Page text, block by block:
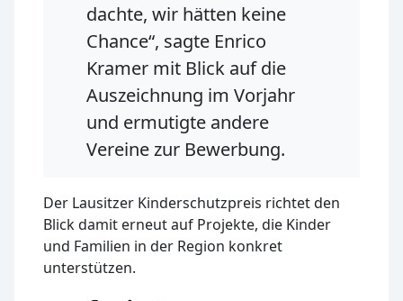
dachte, wir hätten keine
Chance“, sagte Enrico
Kramer mit Blick auf die
Auszeichnung im Vorjahr
und ermutigte andere
Vereine zur Bewerbung.
Der Lausitzer Kinderschutzpreis richtet den
Blick damit erneut auf Projekte, die Kinder
und Familien in der Region konkret
unterstützen.